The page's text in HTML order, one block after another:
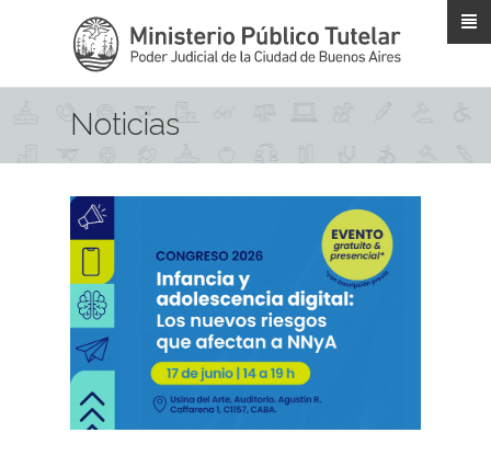
Noticias